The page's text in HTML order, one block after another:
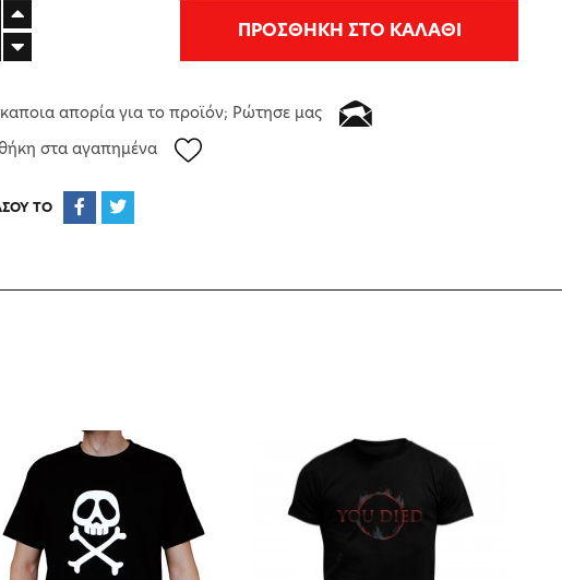
ΠΡΟΣΘΗΚΗ ΣΤΟ ΚΑΛΑΘΙ
καποια απορία για το προϊόν; Ρώτησε μας
στα αγαπημένα
ΤΟ